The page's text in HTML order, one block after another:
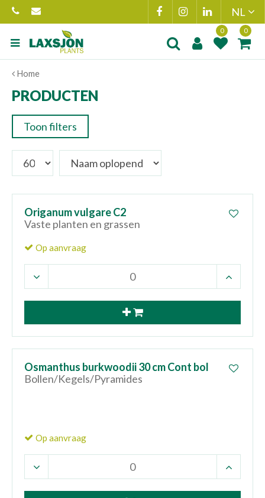
Ga
naar
content
Home
PRODUCTEN
Toon filters
Origanum vulgare C2
Vaste planten en grassen
Op aanvraag
Osmanthus burkwoodii 30 cm Cont bol
Bollen/Kegels/Pyramides
Op aanvraag